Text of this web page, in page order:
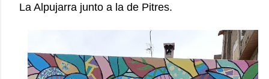
La Alpujarra junto a la de Pitres.